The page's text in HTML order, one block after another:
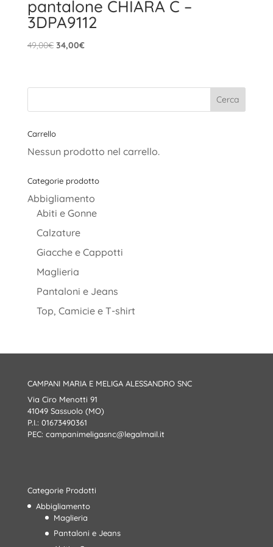
pantalone CHIARA C –
3DPA9112
49,00€ Il
era:
34,00€Il
è:
Carrello
Nessun prodotto nel carrello.
Categorie prodotto
Abbigliamento
Abiti e Gonne
Calzature
Giacche e Cappotti
Maglieria
Pantaloni e Jeans
Top, Camicie e T-shirt
CAMPANI MARIA E MELIGA ALESSANDRO SNC
Via Ciro Menotti 91
41049 Sassuolo (MO)
P.I.: 01673490361
PEC: campanimeligasnc@legalmail.it
Categorie Prodotti
Abbigliamento
Maglieria
Pantaloni e Jeans